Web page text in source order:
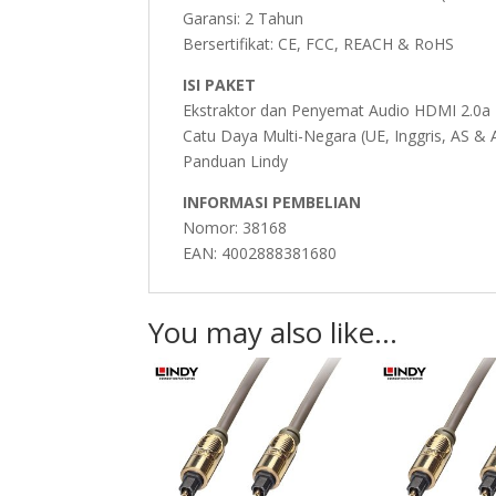
Garansi: 2 Tahun
Bersertifikat: CE, FCC, REACH & RoHS
ISI PAKET
Ekstraktor dan Penyemat Audio HDMI 2.0a
Catu Daya Multi-Negara (UE, Inggris, AS &
Panduan Lindy
INFORMASI PEMBELIAN
Nomor: 38168
EAN: 4002888381680
You may also like…